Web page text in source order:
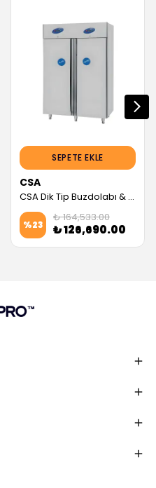
SEPETE EKLE
CSA
CSA Dik Tip Buzdolabı & Derin Dondurucu, 2 Kapılı, 1400 L (Servis Garantili)
%23
₺ 164,533.00
₺ 126,690.00